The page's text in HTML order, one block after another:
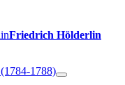
Friedrich Hölderlin
1788)